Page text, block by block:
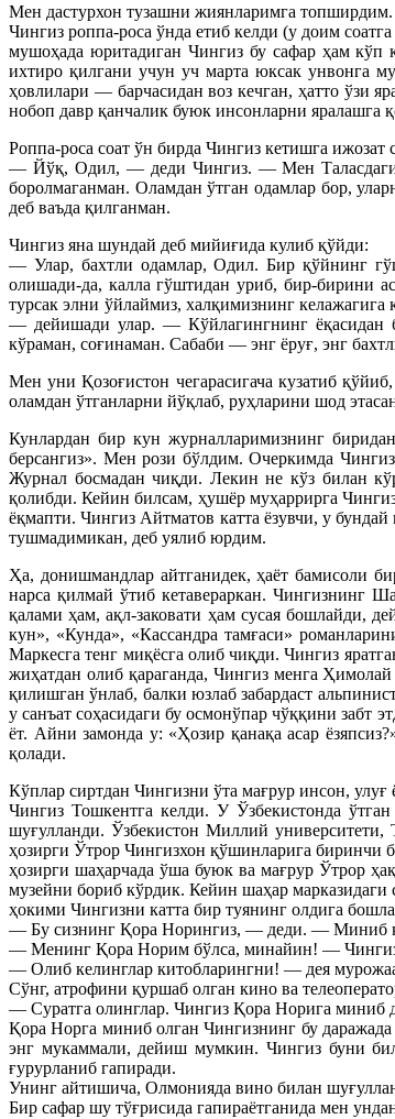
Мен дастурхон тузашни жиянларимга топширдим.
Чингиз роппа-роса ўнда етиб келди (у доим
мушоҳада юритадиган Чингиз бу сафар ҳам
ихтиро қилгани учун уч марта юксак унвонга
ҳовлилари — барчасидан воз кечган, ҳатто ўзи
нобоп давр қанчалик буюк инсонларни яралашга
Роппа-роса соат ўн бирда Чингиз кетишга
— Йўқ, Одил, — деди Чингиз. — Мен Таласдаги
боролмаганман. Оламдан ўтган одамлар бор,
деб ваъда қилганман.
Чингиз яна шундай деб мийиғида кулиб қўйди:
— Улар, бахтли одамлар, Одил. Бир қўйнинг
олишади-да, калла гўштидан уриб, бир-бирини
турсак элни ўйлаймиз, халқимизнинг
— дейишади улар. — Кўйлагингнинг ёқасидан
кўраман, соғинаман. Сабаби — энг ёруғ, энг
Мен уни Қозоғистон чегарасигача кузатиб
оламдан ўтганларни йўқлаб, руҳларини шод
Кунлардан бир кун журналларимизнинг
берсангиз». Мен рози бўлдим. Очеркимда
Журнал босмадан чиқди. Лекин не кўз билан
қолибди. Кейин билсам, ҳушёр муҳаррирга
ёқмапти. Чингиз Айтматов катта ёзувчи, у
тушмадимикан, деб уялиб юрдим.
Ҳа, донишмандлар айтганидек, ҳаёт бамисоли
нарса қилмай ўтиб кетавераркан. Чингизнинг
қалами ҳам, ақл-заковати ҳам сусая бошлайди,
кун», «Кунда», «Кассандра тамғаси»
Маркесга тенг миқёсга олиб чиқди. Чингиз
жиҳатдан олиб қараганда, Чингиз менга
қилишган ўнлаб, балки юзлаб забардаст
у санъат соҳасидаги бу осмонўпар чўққини
ёт. Айни замонда у: «Ҳозир қанақа асар
қолади.
Кўплар сиртдан Чингизни ўта мағрур инсон,
Чингиз Тошкентга келди. У Ўзбекистонда
шуғулланди. Ўзбекистон Миллий
ҳозирги Ўтрор Чингизхон қўшинларига биринчи
ҳозирги шаҳарчада ўша буюк ва мағрур Ўтрор
музейни бориб кўрдик. Кейин шаҳар
ҳокими Чингизни катта бир туянинг олдига
— Бу сизнинг Қора Норингиз, — деди. — Миниб
— Менинг Қора Норим бўлса, минайин! — Чингиз
— Олиб келинглар китобларингни! — дея
Сўнг, атрофини қуршаб олган кино ва
— Суратга олинглар. Чингиз Қора Норига миниб
Қора Норга миниб олган Чингизнинг бу
энг мукаммали, дейиш мумкин. Чингиз буни
ғурурланиб гапиради.
Унинг айтишича, Олмонияда вино билан
Бир сафар шу тўғрисида гапираётганида мен